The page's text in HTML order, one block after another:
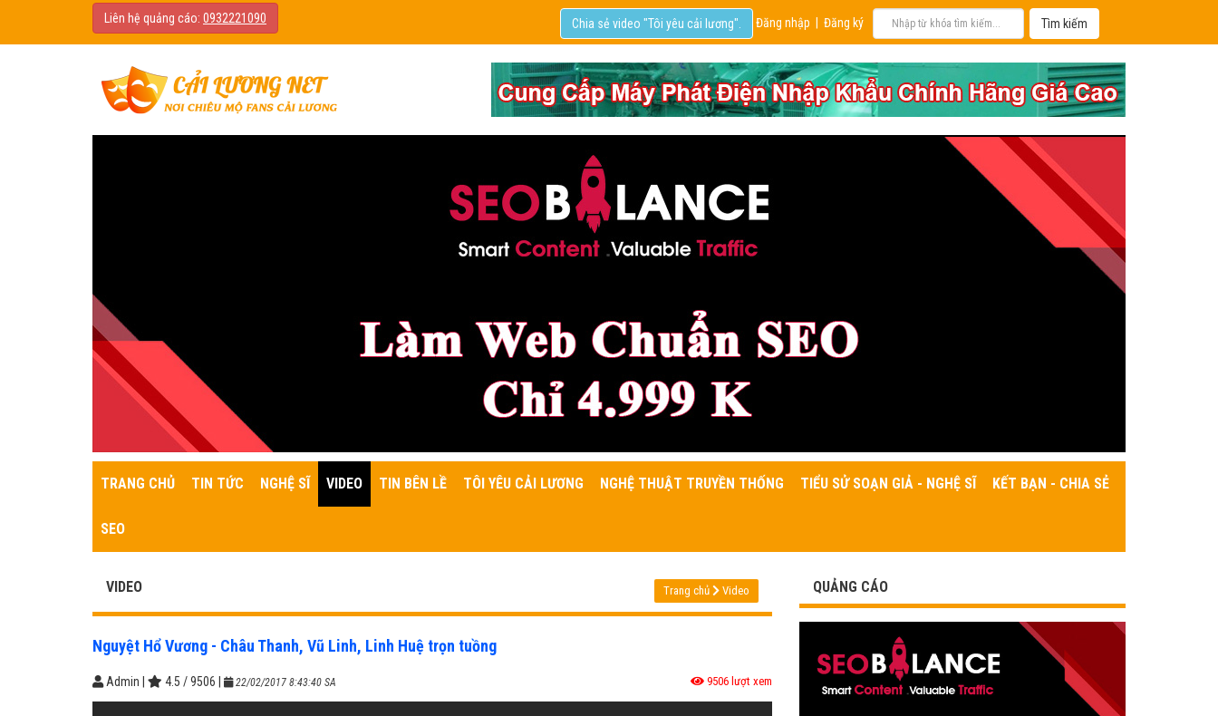
Liên hệ quảng cáo: 0932221090 Đăng nhập Đăng ký
Chia sẻ video "Tôi yêu cải lương".
TRANG CHỦ TIN TỨC NGHỆ SĨ VIDEO TIN BÊN LỀ TÔI YÊU CẢI LƯƠNG NGHỆ THUẬT TRUYỀN THỐNG TIỂU SỬ SOẠN GIẢ - NGHỆ SĨ KẾT BẠN - CHIA SẺ
SEO
VIDEO Trang chủ Video
Nguyệt Hổ Vương - Châu Thanh, Vũ Linh, Linh Huệ trọn tuồng
Admin 4.5 /9506 22/02/2017 8:43:40 SA 9506 lượt xem
QUẢNG CÁO